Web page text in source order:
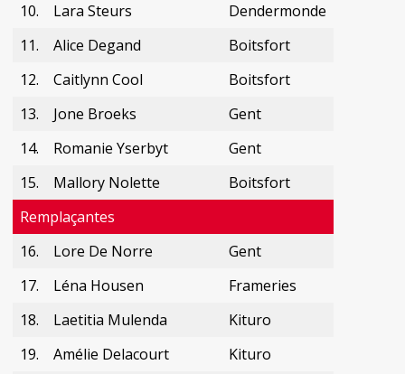
10.
Lara Steurs
Dendermonde
11.
Alice Degand
Boitsfort
12.
Caitlynn Cool
Boitsfort
13.
Jone Broeks
Gent
14.
Romanie Yserbyt
Gent
15.
Mallory Nolette
Boitsfort
Remplaçantes
16.
Lore De Norre
Gent
17.
Léna Housen
Frameries
18.
Laetitia Mulenda
Kituro
19.
Amélie Delacourt
Kituro